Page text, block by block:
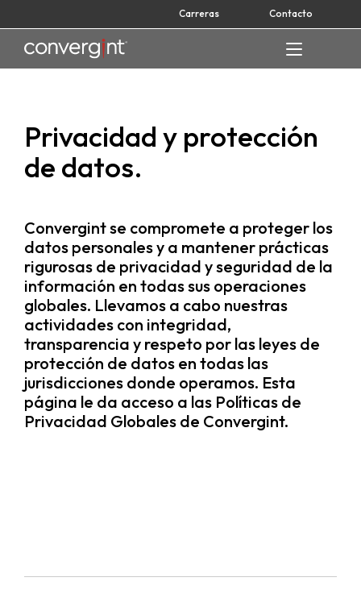
to
content
Carreras Contacto
Home
Privacidad y protección
de datos.
Convergint se compromete a proteger los
datos personales y a mantener prácticas
rigurosas de privacidad y seguridad de la
información en todas sus operaciones
globales. Llevamos a cabo nuestras
actividades con integridad,
transparencia y respeto por las leyes de
protección de datos en todas las
jurisdicciones donde operamos. Esta
página le da acceso a las Políticas de
Privacidad Globales de Convergint.